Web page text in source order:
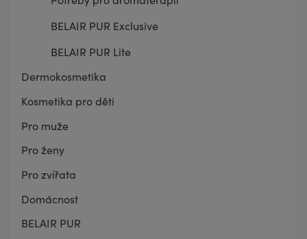
BELAIR PUR Exclusive
BELAIR PUR Lite
Dermokosmetika
Kosmetika pro děti
Pro muže
Pro ženy
Pro zvířata
Domácnost
BELAIR PUR